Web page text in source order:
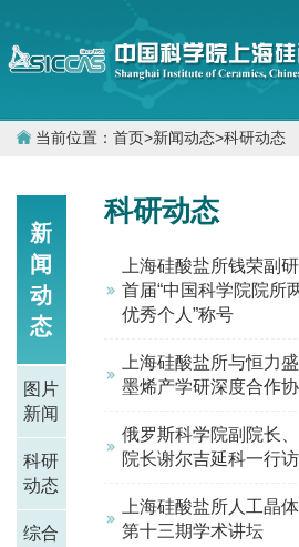
当前位置： 首页>新闻动态>科研动态
新
闻
动
态
图片
新闻
科研
动态
综合
科研动态
上海硅酸盐所钱荣副
首届“中国科学院院所
优秀个人”称号
上海硅酸盐所与恒力
墨烯产学研深度合作
俄罗斯科学院副院长
院长谢尔吉延科一行
上海硅酸盐所人工晶
第十三期学术讲坛